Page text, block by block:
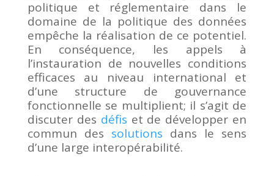
politique et réglementaire dans le
domaine de la politique des données
empêche la réalisation de ce potentiel.
En conséquence, les appels à
l’instauration de nouvelles conditions
efficaces au niveau international et
d’une structure de gouvernance
fonctionnelle se multiplient; il s’agit de
discuter des défis et de développer en
commun des solutions dans le sens
d’une large interopérabilité.